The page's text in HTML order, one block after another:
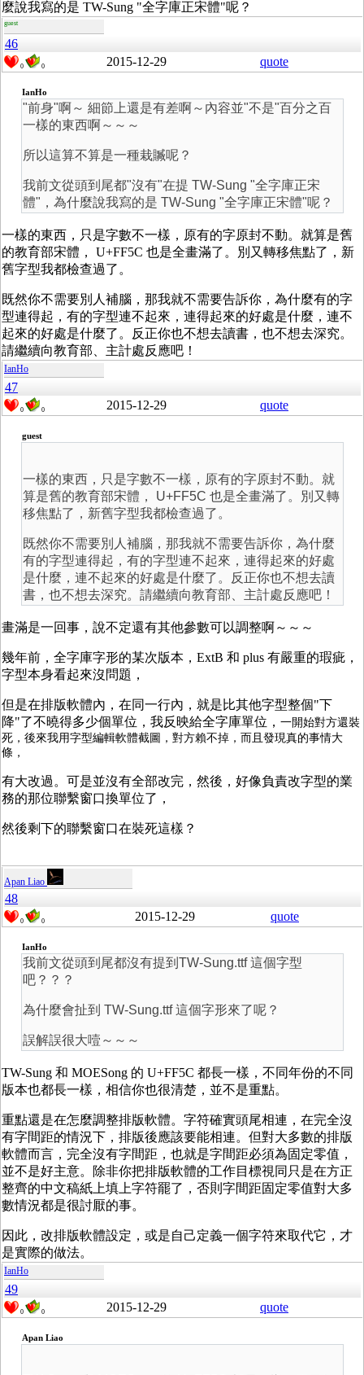
麼說我寫的是 TW-Sung "全字庫正宋體"呢？
guest
46
0 0 2015-12-29 quote
IanHo
"前身"啊～ 細節上還是有差啊～內容並"不是"百分之百
一樣的東西啊～～～
所以這算不算是一種栽贓呢？
我前文從頭到尾都"沒有"在提 TW-Sung "全字庫正宋
體"，為什麼說我寫的是 TW-Sung "全字庫正宋體"呢？
一樣的東西，只是字數不一樣，原有的字原封不動。就算是舊
的教育部宋體， U+FF5C 也是全畫滿了。別又轉移焦點了，新
舊字型我都檢查過了。
既然你不需要別人補腦，那我就不需要告訴你，為什麼有的字
型連得起，有的字型連不起來，連得起來的好處是什麼，連不
起來的好處是什麼了。反正你也不想去讀書，也不想去深究。
請繼續向教育部、主計處反應吧！
IanHo
47
0 0 2015-12-29 quote
guest
一樣的東西，只是字數不一樣，原有的字原封不動。就
算是舊的教育部宋體， U+FF5C 也是全畫滿了。別又轉
移焦點了，新舊字型我都檢查過了。
既然你不需要別人補腦，那我就不需要告訴你，為什麼
有的字型連得起，有的字型連不起來，連得起來的好處
是什麼，連不起來的好處是什麼了。反正你也不想去讀
書，也不想去深究。請繼續向教育部、主計處反應吧！
畫滿是一回事，說不定還有其他參數可以調整啊～～～
幾年前，全字庫字形的某次版本，ExtB 和 plus 有嚴重的瑕疵，
字型本身看起來沒問題，
但是在排版軟體內，在同一行內，就是比其他字型整個"下
降"了不曉得多少個單位，我反映給全字庫單位， 一開始對方還裝
死，後來我用字型編輯軟體截圖，對方賴不掉，而且發現真的事情大
條，
有大改過。可是並沒有全部改完，然後，好像負責改字型的業
務的那位聯繫窗口換單位了，
然後剩下的聯繫窗口在裝死這樣？
Apan Liao
48
0 0 2015-12-29 quote
IanHo
我前文從頭到尾都沒有提到TW-Sung.ttf 這個字型
吧？？？
為什麼會扯到 TW-Sung.ttf 這個字形來了呢？
誤解誤很大噎～～～
TW-Sung 和 MOESong 的 U+FF5C 都長一樣，不同年份的不同
版本也都長一樣，相信你也很清楚，並不是重點。
重點還是在怎麼調整排版軟體。字符確實頭尾相連，在完全沒
有字間距的情況下，排版後應該要能相連。但對大多數的排版
軟體而言，完全沒有字間距，也就是字間距必須為固定零值，
並不是好主意。除非你把排版軟體的工作目標視同只是在方正
整齊的中文稿紙上填上字符罷了，否則字間距固定零值對大多
數情況都是很討厭的事。
因此，改排版軟體設定，或是自己定義一個字符來取代它，才
是實際的做法。
IanHo
49
0 0 2015-12-29 quote
Apan Liao